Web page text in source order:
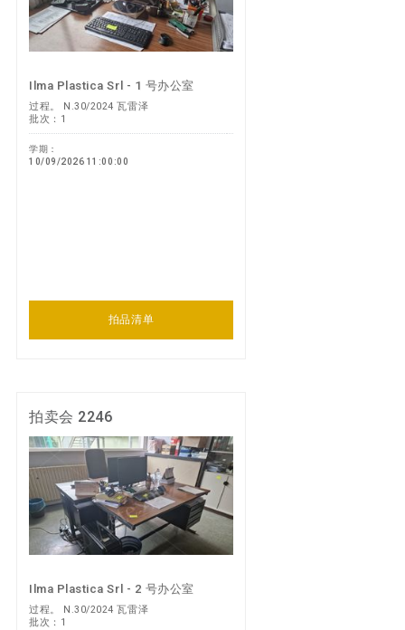
Ilma Plastica Srl - 1 号办公室
过程。 N.30/2024 瓦雷泽
批次：1
学期：
10/09/2026 11:00:00
拍品清单
拍卖会 2246
Ilma Plastica Srl - 2 号办公室
过程。 N.30/2024 瓦雷泽
批次：1